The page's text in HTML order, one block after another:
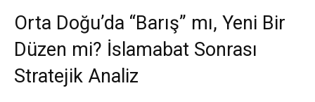
Orta Doğu’da “Barış” mı, Yeni Bir
Düzen mi? İslamabat Sonrası
Stratejik Analiz